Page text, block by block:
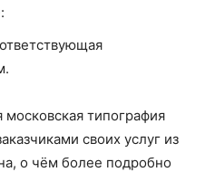
типография
своих услуг из
о чём более подробно